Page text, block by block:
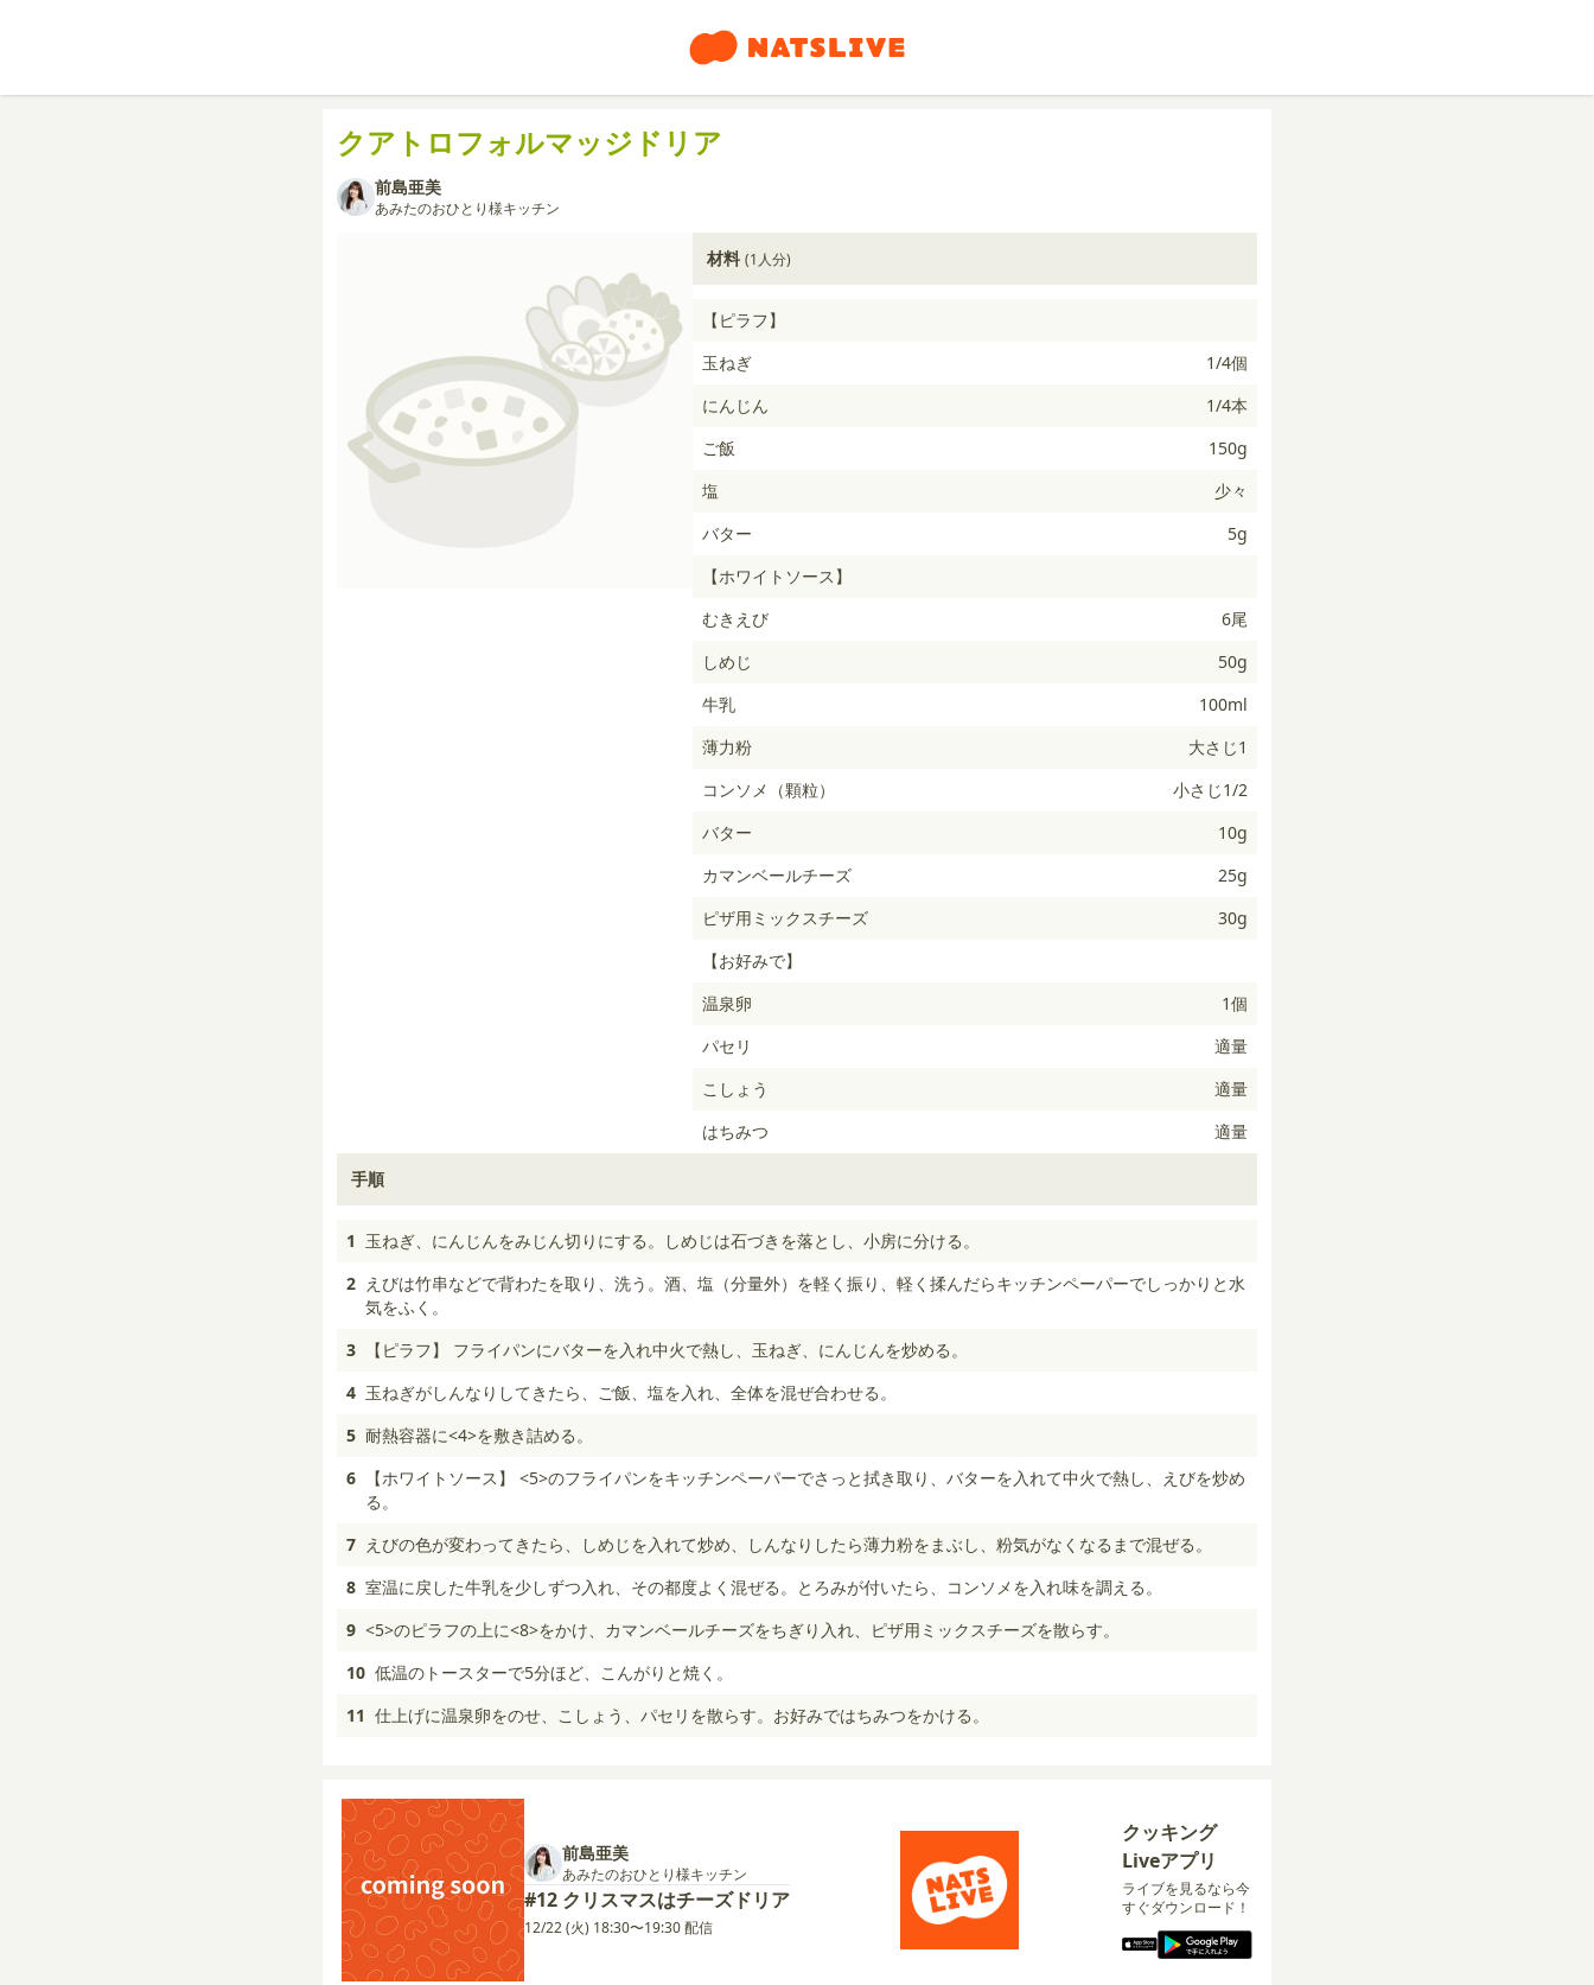
クアトロフォルマッジドリア
前島亜美
あみたのおひとり様キッチン
材料 (1人分)
【ピラフ】
玉ねぎ
1/4個
にんじん
1/4本
ご飯
150g
塩
少々
バター
5g
【ホワイトソース】
むきえび
6尾
しめじ
50g
牛乳
100ml
薄力粉
大さじ1
コンソメ（顆粒）
小さじ1/2
バター
10g
カマンベールチーズ
25g
ピザ用ミックスチーズ
30g
【お好みで】
温泉卵
1個
パセリ
適量
こしょう
適量
はちみつ
適量
手順
1 玉ねぎ、にんじんをみじん切りにする。しめじは石づきを落とし、小房に分ける。
2 えびは竹串などで背わたを取り、洗う。酒、塩（分量外）を軽く振り、軽く揉んだらキッチンペーパーでしっかりと水
気をふく。
3
【ピラフ】 フライパンにバターを入れ中火で熱し、玉ねぎ、にんじんを炒める。
4 玉ねぎがしんなりしてきたら、ご飯、塩を入れ、全体を混ぜ合わせる。
5 耐熱容器に<4>を敷き詰める。
6
【ホワイトソース】 <5>のフライパンをキッチンペーパーでさっと拭き取り、バターを入れて中火で熱し、えびを炒め
る。
7 えびの色が変わってきたら、しめじを入れて炒め、しんなりしたら薄力粉をまぶし、粉気がなくなるまで混ぜる。
8 室温に戻した牛乳を少しずつ入れ、その都度よく混ぜる。とろみが付いたら、コンソメを入れ味を調える。
9 <5>のピラフの上に<8>をかけ、カマンベールチーズをちぎり入れ、ピザ用ミックスチーズを散らす。
10 低温のトースターで5分ほど、こんがりと焼く。
11 仕上げに温泉卵をのせ、こしょう、パセリを散らす。お好みではちみつをかける。
前島亜美
あみたのおひとり様キッチン
#12 クリスマスはチーズドリア
12/22 (火) 18:30〜19:30 配信
クッキング
Liveアプリ
ライブを見るなら今
すぐダウンロード！